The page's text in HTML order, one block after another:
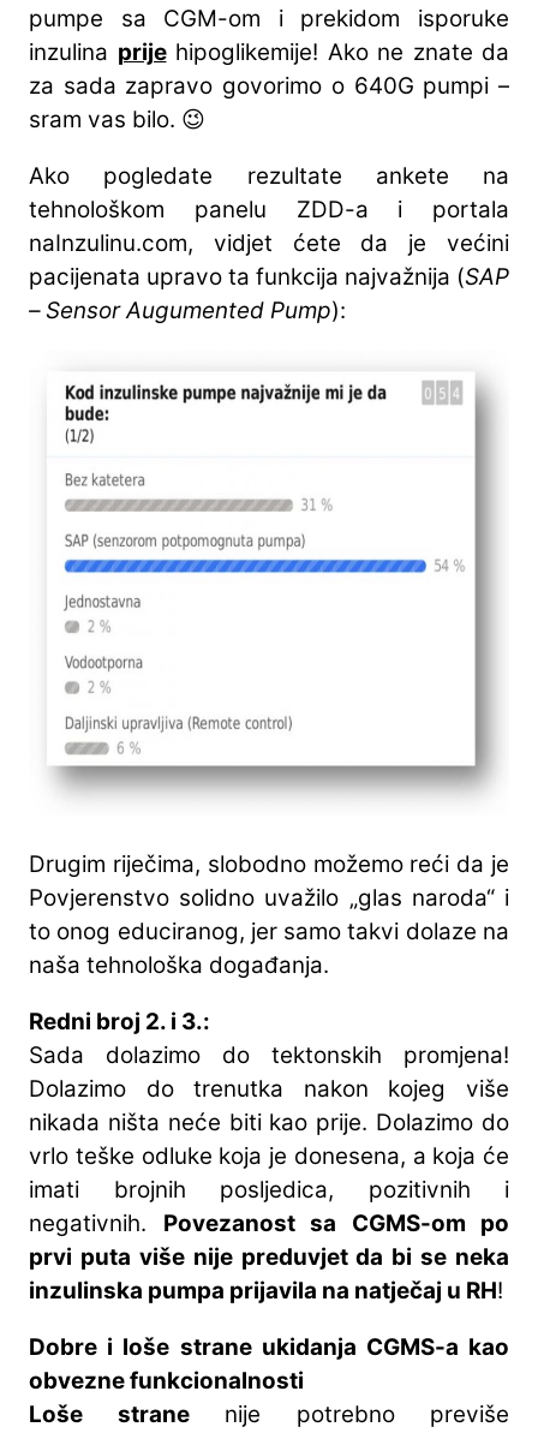
pumpe sa CGM-om i prekidom isporuke
inzulina prijehipoglikemije! Ako ne znate da
za sada zapravo govorimo o 640G pumpi –
sram vas bilo. 😉
Ako pogledate rezultate ankete na
tehnološkom panelu ZDD-a i portala
naInzulinu.com, vidjet ćete da je većini
pacijenata upravo ta funkcija najvažnija (SAP
– Sensor Augumented Pump):
Drugim riječima, slobodno možemo reći da je
Povjerenstvo solidno uvažilo „glas naroda“ i
to onog educiranog, jer samo takvi dolaze na
naša tehnološka događanja.
Redni broj 2. i 3.:
Sada dolazimo do tektonskih promjena!
Dolazimo do trenutka nakon kojeg više
nikada ništa neće biti kao prije. Dolazimo do
vrlo teške odluke koja je donesena, a koja će
imati brojnih posljedica, pozitivnih i
negativnih. Povezanost sa CGMS-om po
prvi puta više nije preduvjet da bi se neka
inzulinska pumpa prijavila na natječaj u RH!
Dobre i loše strane ukidanja CGMS-a kao
obvezne funkcionalnosti
Loše stranenije potrebno previše